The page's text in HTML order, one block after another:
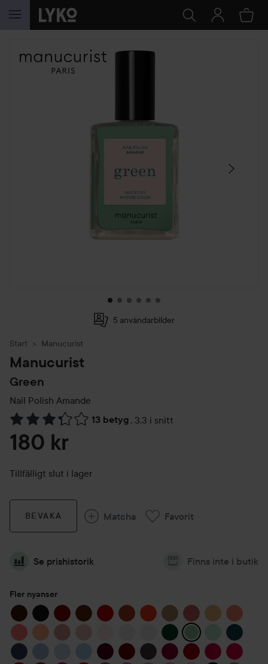
HOPPA TILL INNEHÅLLET
HOPPA ÖVER SEKTIONEN
5 användarbilder
Start Manucurist
Manucurist
Green
Nail Polish Amande
13 betyg , 3.3 i snitt
Hoppa till Betyg & kommentarer
180 kr
Tillfälligt slut i lager
BEVAKA Matcha Favorit
Se prishistorik Finns inte i butik
Fler nyanser